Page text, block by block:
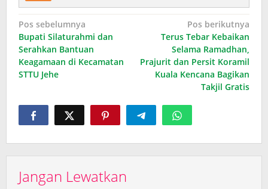
Navigasi
pos
Pos sebelumnya
Bupati Silaturahmi dan
Serahkan Bantuan
Keagamaan di Kecamatan
STTU Jehe
Pos berikutnya
Terus Tebar Kebaikan
Selama Ramadhan,
Prajurit dan Persit Koramil
Kuala Kencana Bagikan
Takjil Gratis
Jangan Lewatkan